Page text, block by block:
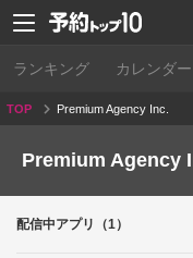
ランキング カレンダー
TOP Premium Agency Inc.
Premium Agency
配信中アプリ（1）